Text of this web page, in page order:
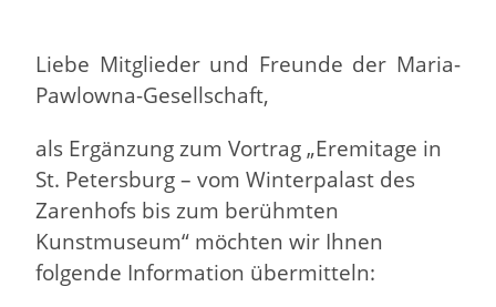
Liebe Mitglieder und Freunde der Maria-
Pawlowna-Gesellschaft,
als Ergänzung zum Vortrag „Eremitage in
St. Petersburg – vom Winterpalast des
Zarenhofs bis zum berühmten
Kunstmuseum“ möchten wir Ihnen
folgende Information übermitteln: